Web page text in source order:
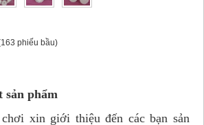
phiếu bầu)
sản phẩm
giới thiệu đến các bạn sản